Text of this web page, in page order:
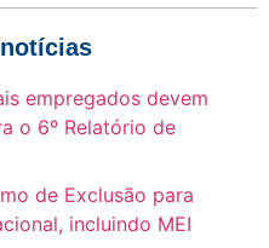
empregados devem
o 6º Relatório de
de Exclusão para
incluindo MEI